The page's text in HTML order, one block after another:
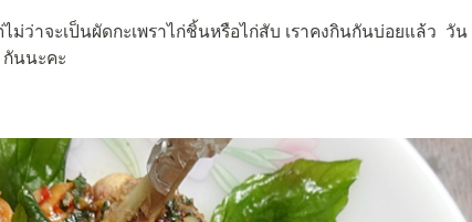
ม่ว่าจะเป็นผัดกะเพราไก่ชิ้นหรือไก่สับ เราคงกินกันบ่อยแล้ว วัน
กันนะคะ